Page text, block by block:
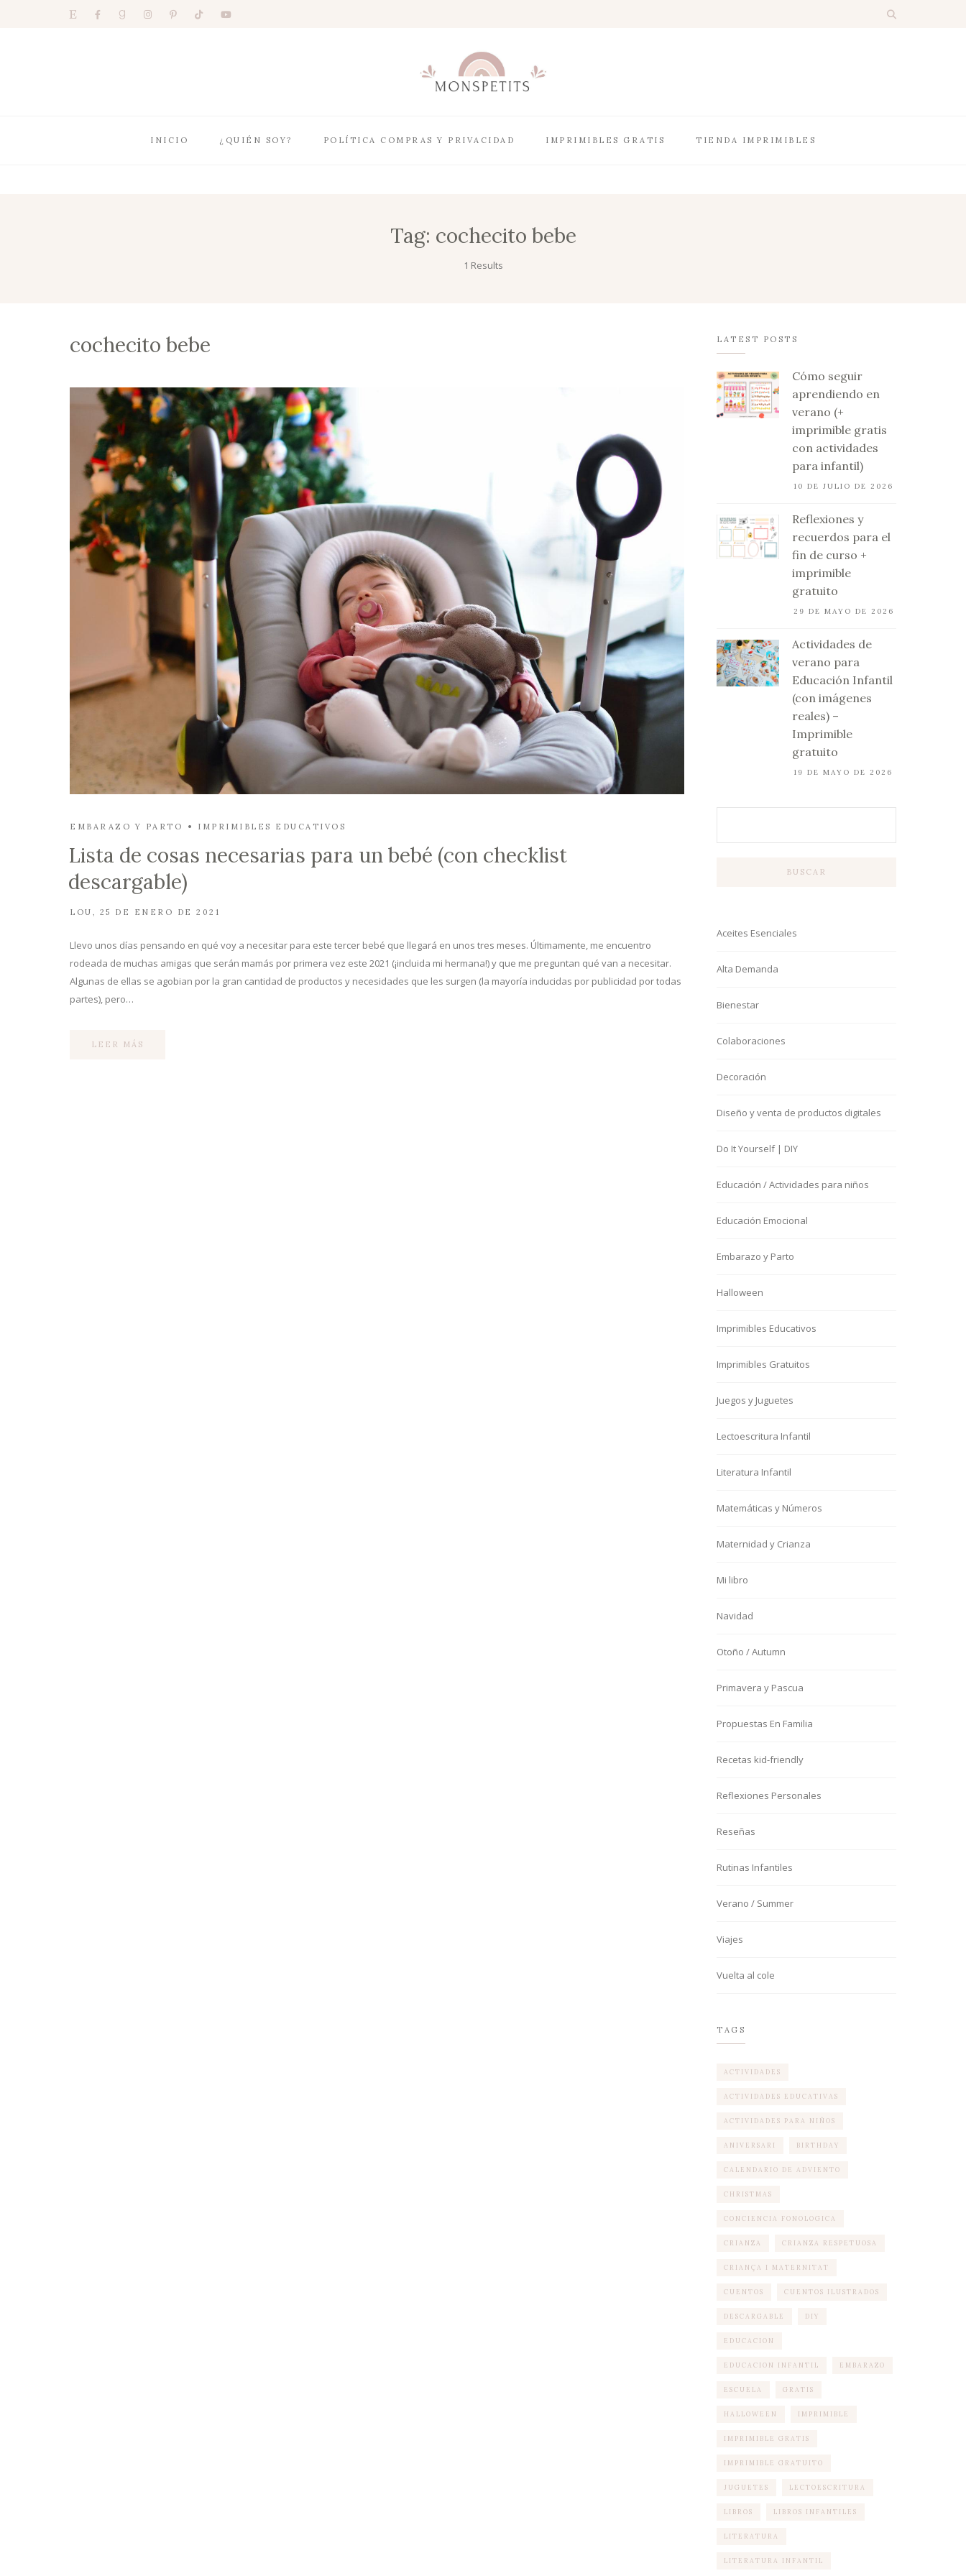
INICIO ¿QUIÉN SOY? POLÍTICA COMPRAS Y PRIVACIDAD IMPRIMIBLES GRATIS TIENDA IMPRIMIBLES
Tag: cochecito bebe
1 Results
cochecito bebe
EMBARAZO Y PARTO IMPRIMIBLES EDUCATIVOS
Lista de cosas necesarias para un bebé (con checklist
descargable)
LOU 25 DE ENERO DE 2021
Llevo unos días pensando en qué voy a necesitar para este tercer bebé que llegará en unos tres meses. Últimamente, me encuentro
rodeada de muchas amigas que serán mamás por primera vez este 2021 (¡incluida mi hermana!) y que me preguntan qué van a necesitar.
Algunas de ellas se agobian por la gran cantidad de productos y necesidades que les surgen (la mayoría inducidas por publicidad por todas
partes), pero…
LEER MÁS
LATEST POSTS
Cómo seguir
aprendiendo en
verano (+
imprimible gratis
con actividades
para infantil)
10 DE JULIO DE 2026
Reflexiones y
recuerdos para el
fin de curso +
imprimible
gratuito
29 DE MAYO DE 2026
Actividades de
verano para
Educación Infantil
(con imágenes
reales) –
Imprimible
gratuito
19 DE MAYO DE 2026
BUSCAR
Aceites Esenciales
Alta Demanda
Bienestar
Colaboraciones
Decoración
Diseño y venta de productos digitales
Do It Yourself | DIY
Educación / Actividades para niños
Educación Emocional
Embarazo y Parto
Halloween
Imprimibles Educativos
Imprimibles Gratuitos
Juegos y Juguetes
Lectoescritura Infantil
Literatura Infantil
Matemáticas y Números
Maternidad y Crianza
Mi libro
Navidad
Otoño / Autumn
Primavera y Pascua
Propuestas En Familia
Recetas kid-friendly
Reflexiones Personales
Reseñas
Rutinas Infantiles
Verano / Summer
Viajes
Vuelta al cole
TAGS
ACTIVIDADES
ACTIVIDADES EDUCATIVAS
ACTIVIDADES PARA NIÑOS
ANIVERSARI BIRTHDAY
CALENDARIO DE ADVIENTO
CHRISTMAS
CONCIENCIA FONOLOGICA
CRIANZA CRIANZA RESPETUOSA
CRIANÇA I MATERNITAT
CUENTOS CUENTOS ILUSTRADOS
DESCARGABLE DIY
EDUCACION
EDUCACION INFANTIL EMBARAZO
ESCUELA GRATIS
HALLOWEEN IMPRIMIBLE
IMPRIMIBLE GRATIS
IMPRIMIBLE GRATUITO
JUGUETES LECTOESCRITURA
LIBROS LIBROS INFANTILES
LITERATURA
LITERATURA INFANTIL